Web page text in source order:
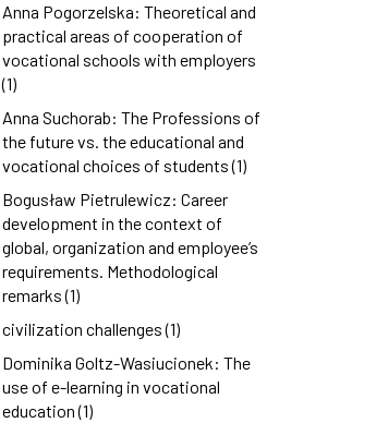
Anna Pogorzelska: Theoretical and
practical areas of cooperation of
vocational schools with employers
(1)
Anna Suchorab: The Professions of
the future vs. the educational and
vocational choices of students (1)
Bogusław Pietrulewicz: Career
development in the context of
global, organization and employee’s
requirements. Methodological
remarks (1)
civilization challenges (1)
Dominika Goltz-Wasiucionek: The
use of e-learning in vocational
education (1)